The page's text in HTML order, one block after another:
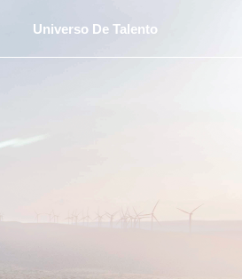
Universo De Talento